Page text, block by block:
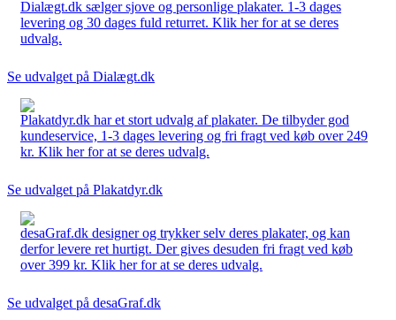
Dialægt.dk sælger sjove og personlige plakater. 1-3 dages
levering og 30 dages fuld returret. Klik her for at se deres
udvalg.
Se udvalget på Dialægt.dk
Plakatdyr.dk har et stort udvalg af plakater. De tilbyder god
kundeservice, 1-3 dages levering og fri fragt ved køb over 249
kr. Klik her for at se deres udvalg.
Se udvalget på Plakatdyr.dk
desaGraf.dk designer og trykker selv deres plakater, og kan
derfor levere ret hurtigt. Der gives desuden fri fragt ved køb
over 399 kr. Klik her for at se deres udvalg.
Se udvalget på desaGraf.dk